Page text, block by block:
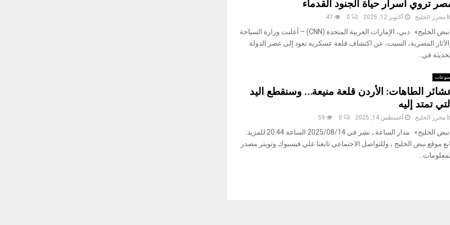
تروي أسرار حياة الجنود القدماء
محرر الخليج أكتوبر 12, 2025 0
47
«نبض الخليج» دبي، الإمارات العربية المتحدة (CNN) – أعلنت وزارة السياحة
المصرية، السبت، عن اكتشاف قلعة عسكرية تعود إلى عصر الدولة
في...
منوعات
الطاهات: الأردن قلعة منيعة… وسنقطع اليد
تمتد إليه
محرر الخليج أغسطس 14, 2025 0
59
«نبض الخليج» مدار الساعة ـ نشر في 2025/08/14 الساعة 20:44 للمزيد:
موقع نبض الخليج ، وللتواصل الاجتماعي تابعنا علي فيسبوك وتويتر مصدر